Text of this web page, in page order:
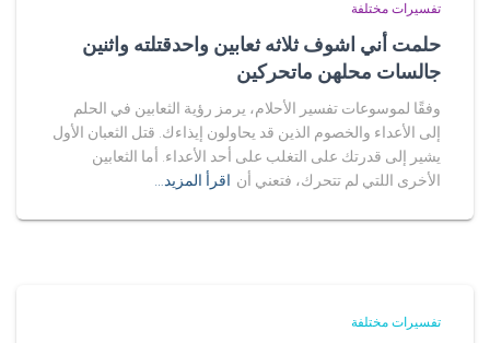
تفسيرات مختلفة
حلمت أني اشوف ثلاثه ثعابين واحدقتلته واثنين
جالسات محلهن ماتحركين
وفقًا لموسوعات تفسير الأحلام، يرمز رؤية الثعابين في الحلم
إلى الأعداء والخصوم الذين قد يحاولون إيذاءك. قتل الثعبان الأول
يشير إلى قدرتك على التغلب على أحد الأعداء. أما الثعابين
الأخرى اللتي لم تتحرك، فتعني أن اقرأ المزيد…
تفسيرات مختلفة